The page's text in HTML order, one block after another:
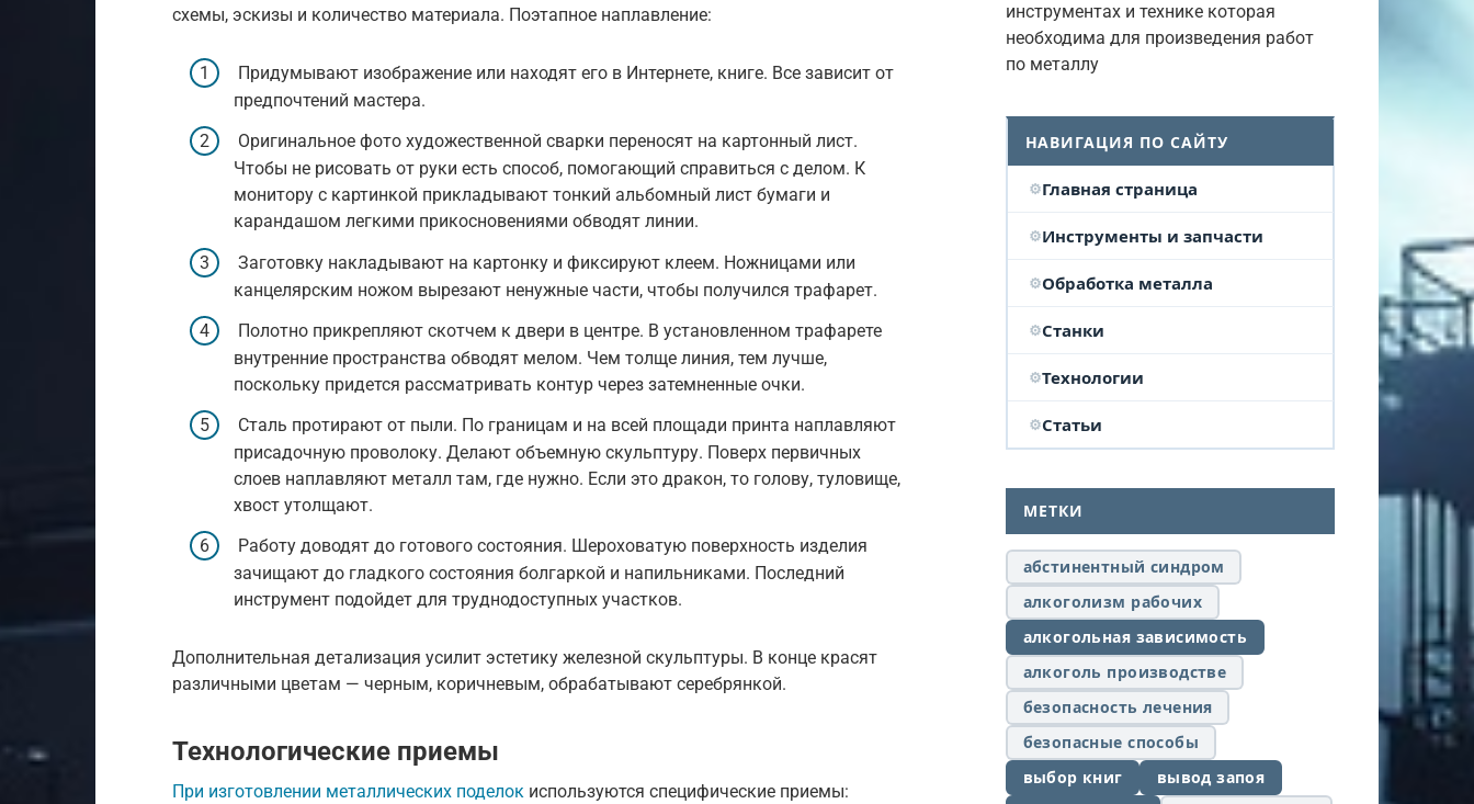
схемы, эскизы и количество материала. Поэтапное наплавление:
Придумывают изображение или находят его в Интернете, книге. Все зависит от
предпочтений мастера.
Оригинальное фото художественной сварки переносят на картонный лист.
Чтобы не рисовать от руки есть способ, помогающий справиться с делом. К
монитору с картинкой прикладывают тонкий альбомный лист бумаги и
карандашом легкими прикосновениями обводят линии.
Заготовку накладывают на картонку и фиксируют клеем. Ножницами или
канцелярским ножом вырезают ненужные части, чтобы получился трафарет.
Полотно прикрепляют скотчем к двери в центре. В установленном трафарете
внутренние пространства обводят мелом. Чем толще линия, тем лучше,
поскольку придется рассматривать контур через затемненные очки.
Сталь протирают от пыли. По границам и на всей площади принта наплавляют
присадочную проволоку. Делают объемную скульптуру. Поверх первичных
слоев наплавляют металл там, где нужно. Если это дракон, то голову, туловище,
хвост утолщают.
Работу доводят до готового состояния. Шероховатую поверхность изделия
зачищают до гладкого состояния болгаркой и напильниками. Последний
инструмент подойдет для труднодоступных участков.
Дополнительная детализация усилит эстетику железной скульптуры. В конце красят
различными цветам — черным, коричневым, обрабатывают серебрянкой.
Технологические приемы
При изготовлении металлических поделок используются специфические приемы:
инструментах и технике которая
необходима для произведения работ
по металлу
НАВИГАЦИЯ ПО САЙТУ
Главная страница
Инструменты и запчасти
Обработка металла
Станки
Технологии
Статьи
МЕТКИ
абстинентный синдром
алкоголизм рабочих
алкогольная зависимость
алкоголь производстве
безопасность лечения
безопасные способы
выбор книг
вывод запоя